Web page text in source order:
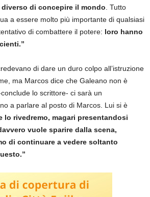
di concepire il mondo. Tutto
a essere molto più importante di qualsiasi
di combattere il potere: loro hanno
di dare un duro colpo all’istruzione
ma Marcos dice che Galeano non è
lo scrittore- ci sarà un
a parlare al posto di Marcos. Lui si è
lo rivedremo, magari presentandosi
vuole sparire dalla scena,
di continuare a vedere soltanto